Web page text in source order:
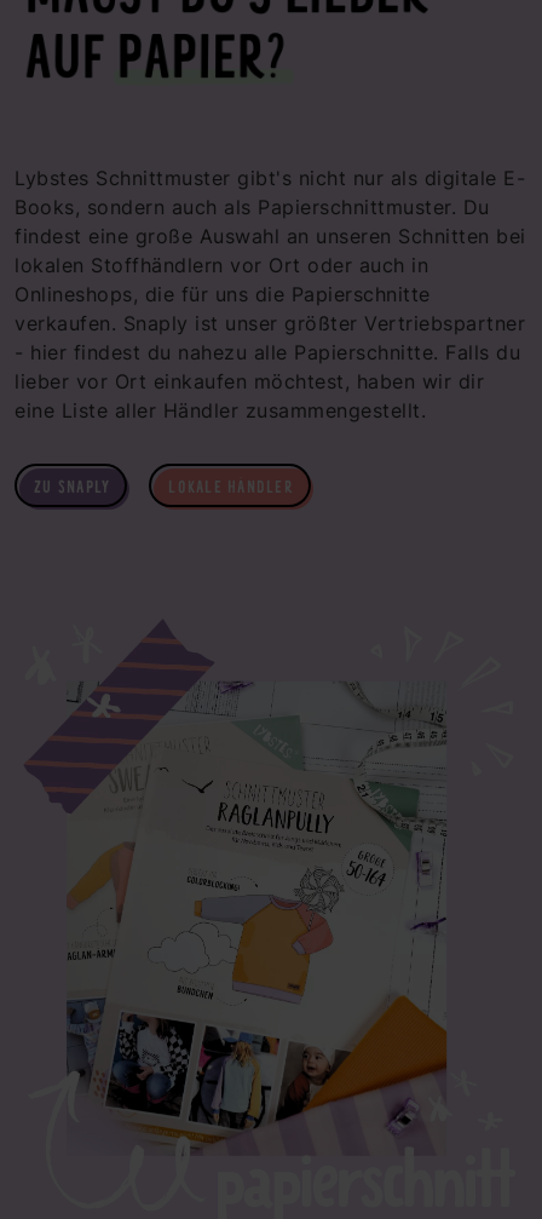
Lybstes Schnittmuster gibt's nicht nur als digitale E-
Books, sondern auch als Papierschnittmuster. Du
findest eine große Auswahl an unseren Schnitten bei
lokalen Stoffhändlern vor Ort oder auch in
Onlineshops, die für uns die Papierschnitte
verkaufen. Snaply ist unser größter Vertriebspartner
- hier findest du nahezu alle Papierschnitte. Falls du
lieber vor Ort einkaufen möchtest, haben wir dir
eine Liste aller Händler zusammengestellt.
ZU SNAPLY LOKALE HÄNDLER